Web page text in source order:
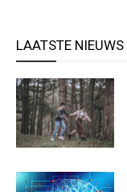
LAATSTE NIEUWS